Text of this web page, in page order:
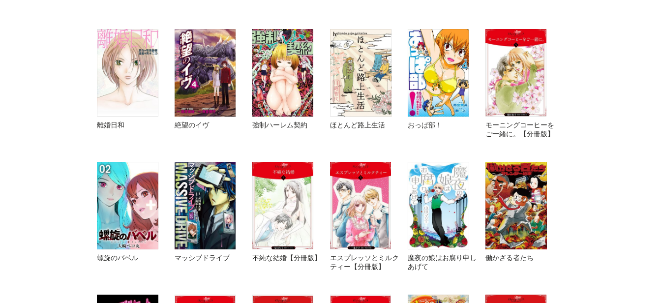
離婚日和 絶望のイヴ 強制ハーレム契約 ほとんど路上生活 おっぱ部！
モーニングコーヒーを
ご一緒に。【分冊版】
螺旋のバベル マッシブドライブ 不純な結婚【分冊版】
エスプレッソとミルク
ティー【分冊版】
魔夜の娘はお腐り申し
あげて
働かざる者たち